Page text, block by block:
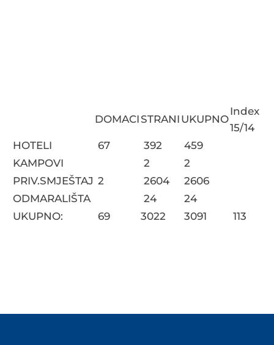
DOMACISTRANI UKUPNO
Index
15/14
HOTELI
67 392
459
KAMPOVI
2
2
PRIV.SMJEŠTAJ 2 2604
2606
ODMARALIŠTA
24
24
UKUPNO:
69 3022 3091 113